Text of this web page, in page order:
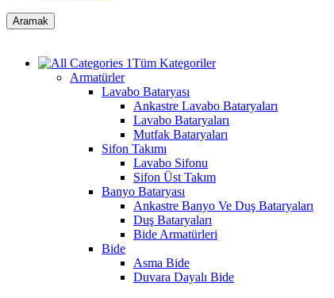
Aramak
Tüm Kategoriler
Armatürler
Lavabo Bataryası
Ankastre Lavabo Bataryaları
Lavabo Bataryaları
Mutfak Bataryaları
Sifon Takımı
Lavabo Sifonu
Sifon Üst Takım
Banyo Bataryası
Ankastre Banyo Ve Duş Bataryaları
Duş Bataryaları
Bide Armatürleri
Bide
Asma Bide
Duvara Dayalı Bide